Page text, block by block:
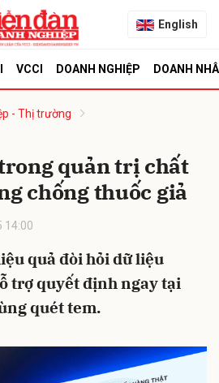
English
VCCI DOANH NGHIỆP DOANH
- Thị trường
quản trị chất
chống thuốc giả
14:00
quả đòi hỏi dữ liệu
trợ quyết định ngay tại
quét tem.
Hủy